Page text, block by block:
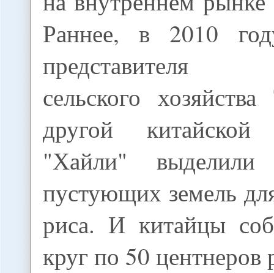
Раннее, в 2010
представителя
сельского
другой
"Хайли" выделили
пустующих земель
риса. И китайцы
круг по 50 центнеров